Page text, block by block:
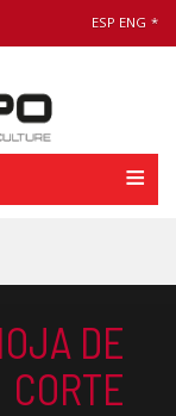
ESP ENG *
DE
CORTE